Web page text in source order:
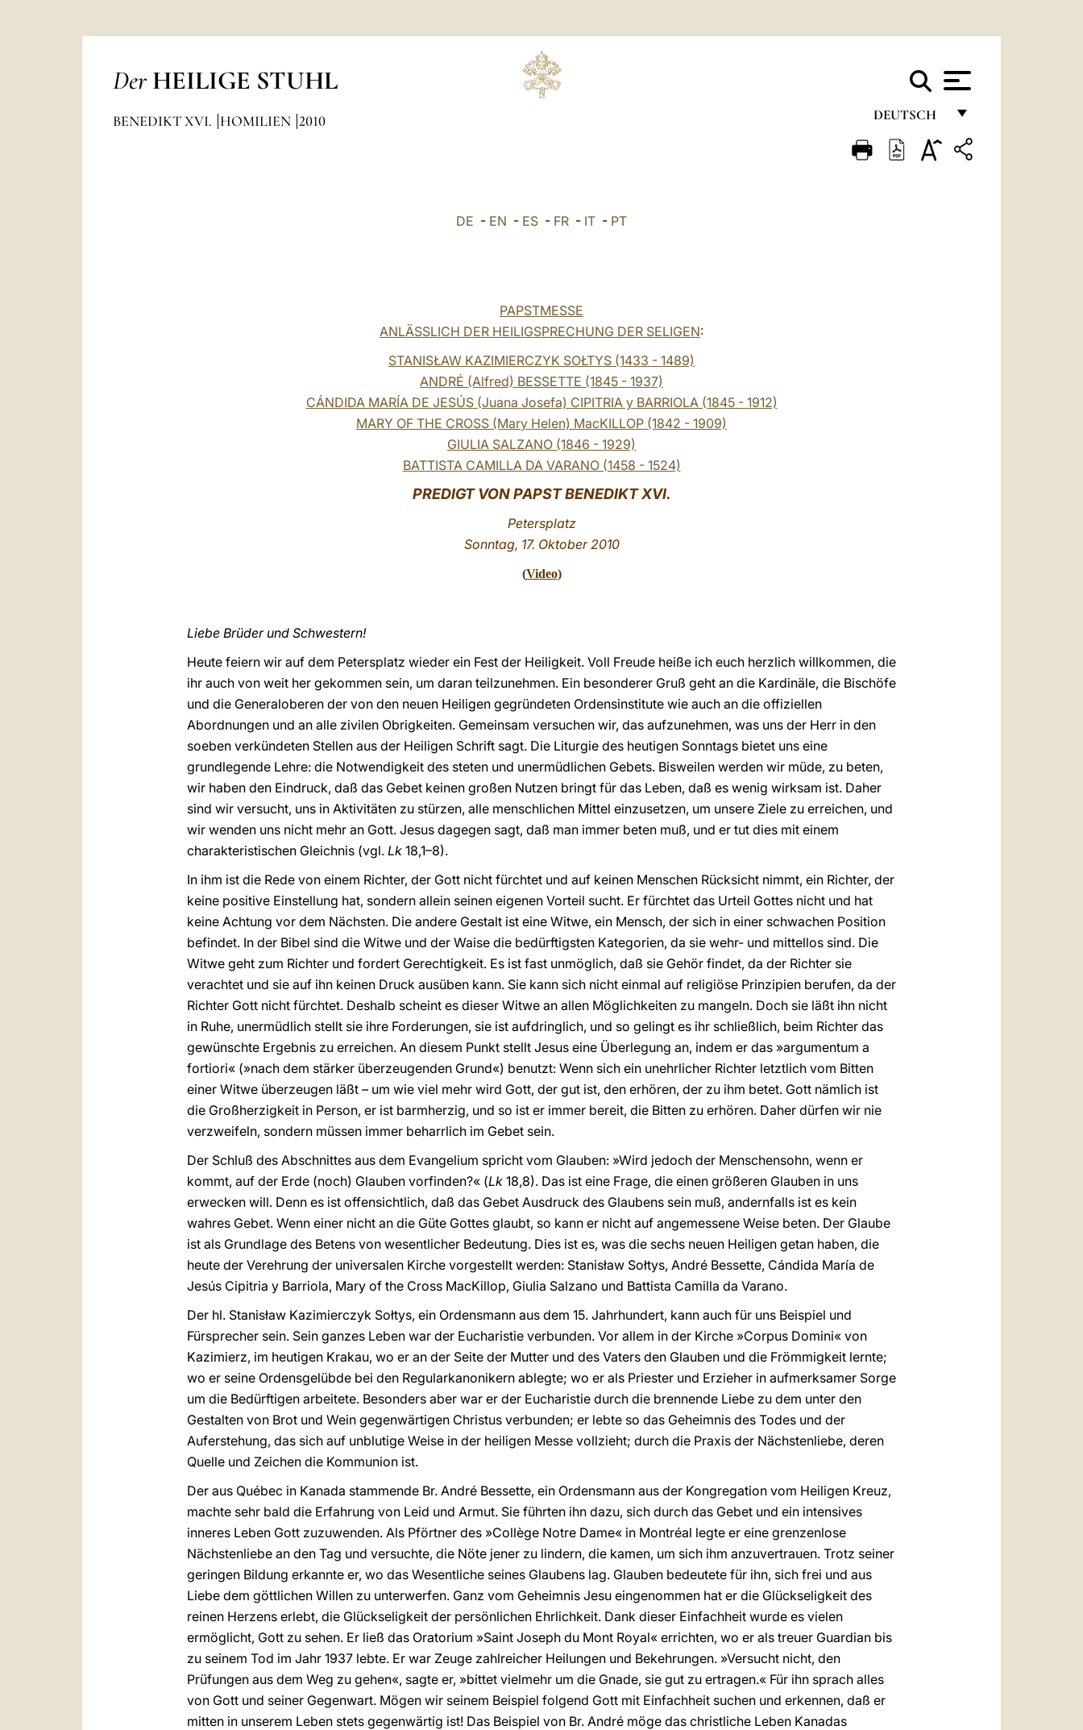
Der HEILIGE STUHL
DEUTSCH
FRANÇAIS
BENEDIKT XVI. HOMILIEN 2010
DE - EN - ES - FR - IT - PT
PAPSTMESSE
ANLÄSSLICH DER HEILIGSPRECHUNG DER SELIGEN:
STANISŁAW KAZIMIERCZYK SOŁTYS (1433 - 1489)
ANDRÉ (Alfred) BESSETTE (1845 - 1937)
CÁNDIDA MARÍA DE JESÚS (Juana Josefa) CIPITRIA y BARRIOLA (1845 - 1912)
MARY OF THE CROSS (Mary Helen) MacKILLOP (1842 - 1909)
GIULIA SALZANO (1846 - 1929)
BATTISTA CAMILLA DA VARANO (1458 - 1524)
PREDIGT VON PAPST BENEDIKT XVI.
Petersplatz
Sonntag, 17. Oktober 2010
(Video)
Liebe Brüder und Schwestern!
Heute feiern wir auf dem Petersplatz wieder ein Fest der Heiligkeit. Voll Freude heiße ich euch herzlich willkommen, die
ihr auch von weit her gekommen sein, um daran teilzunehmen. Ein besonderer Gruß geht an die Kardinäle, die Bischöfe
und die Generaloberen der von den neuen Heiligen gegründeten Ordensinstitute wie auch an die offiziellen
Abordnungen und an alle zivilen Obrigkeiten. Gemeinsam versuchen wir, das aufzunehmen, was uns der Herr in den
soeben verkündeten Stellen aus der Heiligen Schrift sagt. Die Liturgie des heutigen Sonntags bietet uns eine
grundlegende Lehre: die Notwendigkeit des steten und unermüdlichen Gebets. Bisweilen werden wir müde, zu beten,
wir haben den Eindruck, daß das Gebet keinen großen Nutzen bringt für das Leben, daß es wenig wirksam ist. Daher
sind wir versucht, uns in Aktivitäten zu stürzen, alle menschlichen Mittel einzusetzen, um unsere Ziele zu erreichen, und
wir wenden uns nicht mehr an Gott. Jesus dagegen sagt, daß man immer beten muß, und er tut dies mit einem
charakteristischen Gleichnis (vgl. Lk 18,1–8).
In ihm ist die Rede von einem Richter, der Gott nicht fürchtet und auf keinen Menschen Rücksicht nimmt, ein Richter, der
keine positive Einstellung hat, sondern allein seinen eigenen Vorteil sucht. Er fürchtet das Urteil Gottes nicht und hat
keine Achtung vor dem Nächsten. Die andere Gestalt ist eine Witwe, ein Mensch, der sich in einer schwachen Position
befindet. In der Bibel sind die Witwe und der Waise die bedürftigsten Kategorien, da sie wehr- und mittellos sind. Die
Witwe geht zum Richter und fordert Gerechtigkeit. Es ist fast unmöglich, daß sie Gehör findet, da der Richter sie
verachtet und sie auf ihn keinen Druck ausüben kann. Sie kann sich nicht einmal auf religiöse Prinzipien berufen, da der
Richter Gott nicht fürchtet. Deshalb scheint es dieser Witwe an allen Möglichkeiten zu mangeln. Doch sie läßt ihn nicht
in Ruhe, unermüdlich stellt sie ihre Forderungen, sie ist aufdringlich, und so gelingt es ihr schließlich, beim Richter das
gewünschte Ergebnis zu erreichen. An diesem Punkt stellt Jesus eine Überlegung an, indem er das »argumentum a
fortiori« (»nach dem stärker überzeugenden Grund«) benutzt: Wenn sich ein unehrlicher Richter letztlich vom Bitten
einer Witwe überzeugen läßt – um wie viel mehr wird Gott, der gut ist, den erhören, der zu ihm betet. Gott nämlich ist
die Großherzigkeit in Person, er ist barmherzig, und so ist er immer bereit, die Bitten zu erhören. Daher dürfen wir nie
verzweifeln, sondern müssen immer beharrlich im Gebet sein.
Der Schluß des Abschnittes aus dem Evangelium spricht vom Glauben: »Wird jedoch der Menschensohn, wenn er
kommt, auf der Erde (noch) Glauben vorfinden?« (Lk 18,8). Das ist eine Frage, die einen größeren Glauben in uns
erwecken will. Denn es ist offensichtlich, daß das Gebet Ausdruck des Glaubens sein muß, andernfalls ist es kein
wahres Gebet. Wenn einer nicht an die Güte Gottes glaubt, so kann er nicht auf angemessene Weise beten. Der Glaube
ist als Grundlage des Betens von wesentlicher Bedeutung. Dies ist es, was die sechs neuen Heiligen getan haben, die
heute der Verehrung der universalen Kirche vorgestellt werden: Stanisław Sołtys, André Bessette, Cándida María de
Jesús Cipitria y Barriola, Mary of the Cross MacKillop, Giulia Salzano und Battista Camilla da Varano.
Der hl. Stanisław Kazimierczyk Sołtys, ein Ordensmann aus dem 15. Jahrhundert, kann auch für uns Beispiel und
Fürsprecher sein. Sein ganzes Leben war der Eucharistie verbunden. Vor allem in der Kirche »Corpus Domini« von
Kazimierz, im heutigen Krakau, wo er an der Seite der Mutter und des Vaters den Glauben und die Frömmigkeit lernte;
wo er seine Ordensgelübde bei den Regularkanonikern ablegte; wo er als Priester und Erzieher in aufmerksamer Sorge
um die Bedürftigen arbeitete. Besonders aber war er der Eucharistie durch die brennende Liebe zu dem unter den
Gestalten von Brot und Wein gegenwärtigen Christus verbunden; er lebte so das Geheimnis des Todes und der
Auferstehung, das sich auf unblutige Weise in der heiligen Messe vollzieht; durch die Praxis der Nächstenliebe, deren
Quelle und Zeichen die Kommunion ist.
Der aus Québec in Kanada stammende Br. André Bessette, ein Ordensmann aus der Kongregation vom Heiligen Kreuz,
machte sehr bald die Erfahrung von Leid und Armut. Sie führten ihn dazu, sich durch das Gebet und ein intensives
inneres Leben Gott zuzuwenden. Als Pförtner des »Collège Notre Dame« in Montréal legte er eine grenzenlose
Nächstenliebe an den Tag und versuchte, die Nöte jener zu lindern, die kamen, um sich ihm anzuvertrauen. Trotz seiner
geringen Bildung erkannte er, wo das Wesentliche seines Glaubens lag. Glauben bedeutete für ihn, sich frei und aus
Liebe dem göttlichen Willen zu unterwerfen. Ganz vom Geheimnis Jesu eingenommen hat er die Glückseligkeit des
reinen Herzens erlebt, die Glückseligkeit der persönlichen Ehrlichkeit. Dank dieser Einfachheit wurde es vielen
ermöglicht, Gott zu sehen. Er ließ das Oratorium »Saint Joseph du Mont Royal« errichten, wo er als treuer Guardian bis
zu seinem Tod im Jahr 1937 lebte. Er war Zeuge zahlreicher Heilungen und Bekehrungen. »Versucht nicht, den
Prüfungen aus dem Weg zu gehen«, sagte er, »bittet vielmehr um die Gnade, sie gut zu ertragen.« Für ihn sprach alles
von Gott und seiner Gegenwart. Mögen wir seinem Beispiel folgend Gott mit Einfachheit suchen und erkennen, daß er
mitten in unserem Leben stets gegenwärtig ist! Das Beispiel von Br. André möge das christliche Leben Kanadas